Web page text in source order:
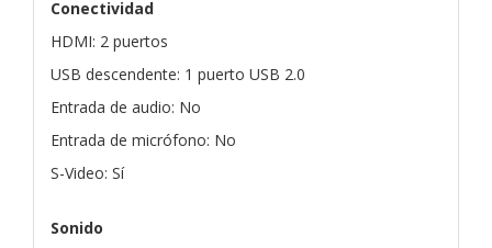
Conectividad
HDMI: 2 puertos
USB descendente: 1 puerto USB 2.0
Entrada de audio: No
Entrada de micrófono: No
S-Video: Sí
Sonido